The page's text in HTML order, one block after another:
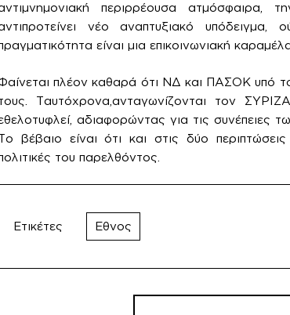
περιρρέουσα ατμόσφαιρα,
νέο αναπτυξιακό
είναι μια επικοινωνιακή
πλέον καθαρά ότι ΝΔ και ΠΑΣΟΚ υπό
Ταυτόχρονα,ανταγωνίζονται τον
αδιαφορώντας για τις συνέπειες
βέβαιο είναι ότι και στις δύο
του παρελθόντος.
Ετικέτες Εθνος
Πλοήγηση